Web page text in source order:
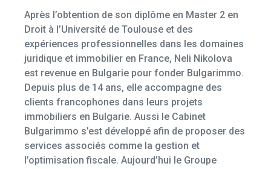
Après l’obtention de son diplôme en Master 2 en
Droit à l’Université de Toulouse et des
expériences professionnelles dans les domaines
juridique et immobilier en France, Neli Nikolova
est revenue en Bulgarie pour fonder Bulgarimmo.
Depuis plus de 14 ans, elle accompagne des
clients francophones dans leurs projets
immobiliers en Bulgarie. Aussi le Cabinet
Bulgarimmo s’est développé afin de proposer des
services associés comme la gestion et
l’optimisation fiscale. Aujourd’hui le Groupe